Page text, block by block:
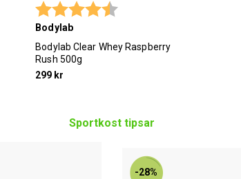
Betyg:
Bodylab
Bodylab Clear Whey Raspberry
Rush 500g
299 kr
Sportkost tipsar
-28%